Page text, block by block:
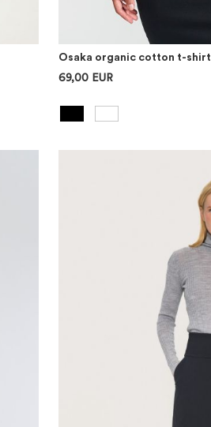
Osaka organic cotton t-shirt
69,00 EUR